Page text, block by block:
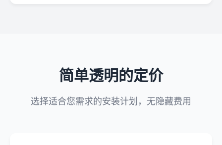
简单透明的定价
选择适合您需求的安装计划，无隐藏费用